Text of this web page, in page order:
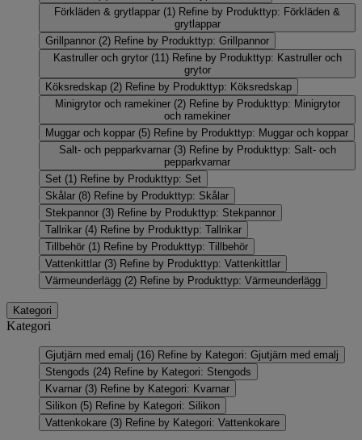
Förkläden & grytlappar (1) Refine by Produkttyp: Förkläden &
grytlappar
Grillpannor (2) Refine by Produkttyp: Grillpannor
Kastruller och grytor (11) Refine by Produkttyp: Kastruller och
grytor
Köksredskap (2) Refine by Produkttyp: Köksredskap
Minigrytor och ramekiner (2) Refine by Produkttyp: Minigrytor
och ramekiner
Muggar och koppar (5) Refine by Produkttyp: Muggar och koppar
Salt- och pepparkvarnar (3) Refine by Produkttyp: Salt- och
pepparkvarnar
Set (1) Refine by Produkttyp: Set
Skålar (8) Refine by Produkttyp: Skålar
Stekpannor (3) Refine by Produkttyp: Stekpannor
Tallrikar (4) Refine by Produkttyp: Tallrikar
Tillbehör (1) Refine by Produkttyp: Tillbehör
Vattenkittlar (3) Refine by Produkttyp: Vattenkittlar
Värmeunderlägg (2) Refine by Produkttyp: Värmeunderlägg
Kategori
Kategori
Gjutjärn med emalj (16) Refine by Kategori: Gjutjärn med emalj
Stengods (24) Refine by Kategori: Stengods
Kvarnar (3) Refine by Kategori: Kvarnar
Silikon (5) Refine by Kategori: Silikon
Vattenkokare (3) Refine by Kategori: Vattenkokare